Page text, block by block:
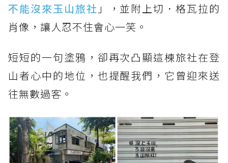
不能沒來玉山旅社 」，並附上切．格瓦拉的
肖像，讓人忍不住會心一笑。
短短的一句塗鴉，卻再次凸顯這棟旅社在登
山者心中的地位，也提醒我們，它曾迎來送
往無數過客。